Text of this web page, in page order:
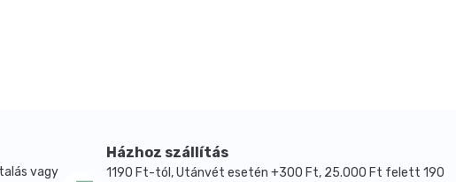
vagy
Házhoz szállítás
1190 Ft-tól, Utánvét esetén +300 Ft, 25.000 Ft felett 190